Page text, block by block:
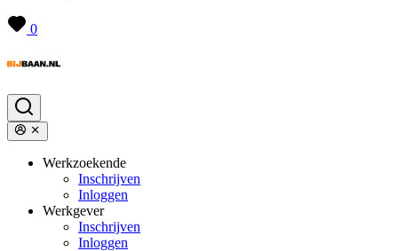
0
Werkzoekende
Inschrijven
Inloggen
Werkgever
Inschrijven
Inloggen